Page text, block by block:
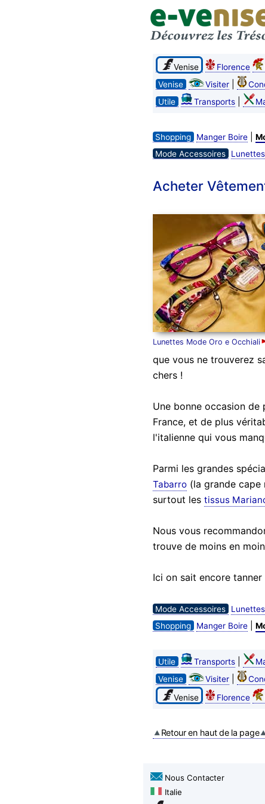
Venise Florence
Venise
Visiter|
Utile
Transports|
Shopping Manger Boire|
Mode Accessoires
Lunettes
Acheter
Lunettes Mode Oro e Occhiali
que vous ne trouverez
chers !
Une bonne occasion
France, et de plus
l'italienne qui vous
Parmi les grandes
Tabarro(la grande cape
surtout les tissus
Nous vous
trouve de moins en
Ici on sait encore
Mode Accessoires Lunettes
Shopping
Manger Boire|
Utile Transports|
Venise
Visiter|
Venise
Florence
Retour en haut de la page
Nous Contacter
Italie